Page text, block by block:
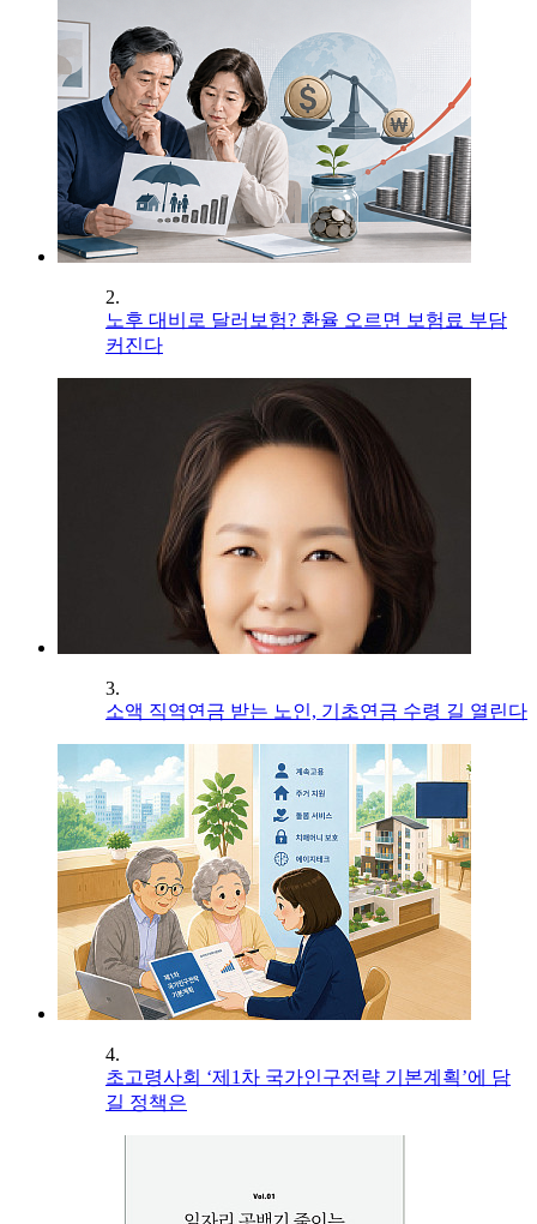
2.
노후 대비로 달러보험? 환율 오르면 보험료 부담
커진다
3.
소액 직역연금 받는 노인, 기초연금 수령 길 열린다
4.
초고령사회 ‘제1차 국가인구전략 기본계획’에 담
길 정책은